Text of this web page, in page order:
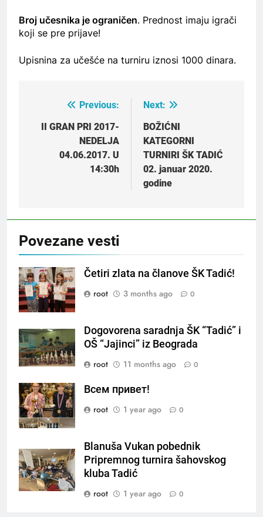
Broj učesnika je ograničen. Prednost imaju igrači
koji se pre prijave!
Upisnina za učešće na turniru iznosi 1000 dinara.
navigation
Previous:
II GRAN PRI 2017-
NEDELJA
04.06.2017. U
14:30h
Next:
BOŽIĆNI
KATEGORNI
TURNIRI ŠK TADIĆ
02. januar 2020.
godine
Povezane vesti
Četiri zlata na članove ŠK Tadić!
root
3 months ago 0
Dogovorena saradnja ŠK “Tadić” i
OŠ “Jajinci” iz Beograda
root
11 months ago 0
Всем привет!
root
1 year ago 0
Blanuša Vukan pobednik
Pripremnog turnira šahovskog
kluba Tadić
root
1 year ago 0